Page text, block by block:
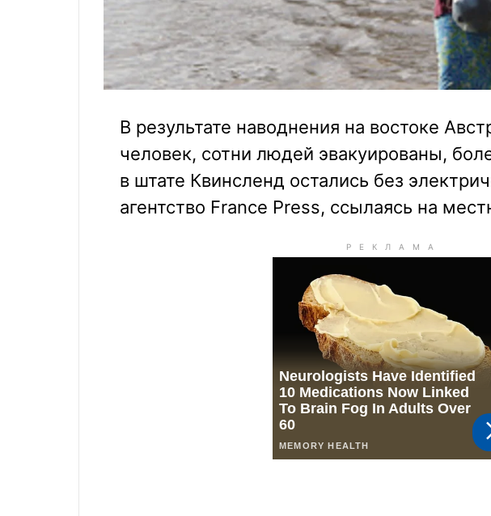
В результате наводнения на востоке
человек, сотни людей эвакуированы,
в штате Квинсленд остались без
агентство France Press, ссылаясь на